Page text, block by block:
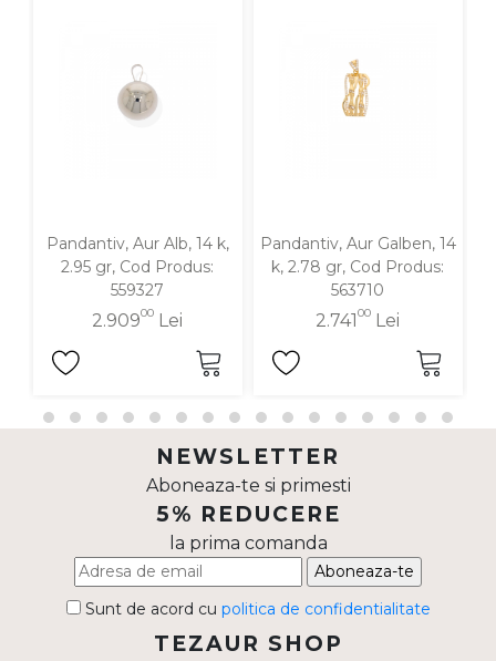
Pandantiv, Aur Alb, 14 k,
2.95 gr, Cod Produs:
559327
2.90900 Lei
Pandantiv, Aur Galben, 14
k, 2.78 gr, Cod Produs:
563710
2.74100 Lei
NEWSLETTER
Aboneaza-te si primesti
5% REDUCERE
la prima comanda
Aboneaza-te
Sunt de acord cu politica de confidentialitate
TEZAUR SHOP